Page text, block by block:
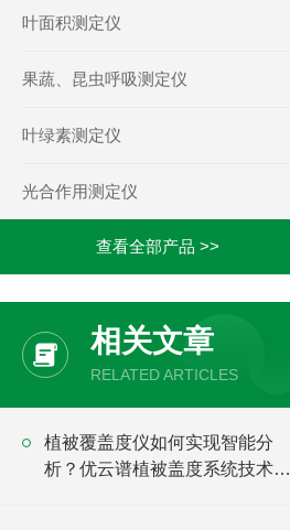
叶面积测定仪
果蔬、昆虫呼吸测定仪
叶绿素测定仪
光合作用测定仪
查看全部产品 >>
相关文章
RELATED ARTICLES
植被覆盖度仪如何实现智能分
析？优云谱植被盖度系统技术解